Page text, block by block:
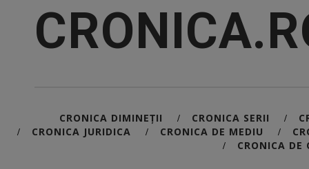
CRONICA DIMINEȚII / CRONICA SERII /
/ CRONICA JURIDICA / CRONICA DE MEDIU /
/ CRONICA DE